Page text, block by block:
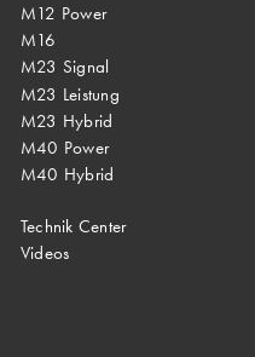
M12 Power
M16
M23 Signal
M23 Leistung
M23 Hybrid
M40 Power
M40 Hybrid
Technik Center
Videos